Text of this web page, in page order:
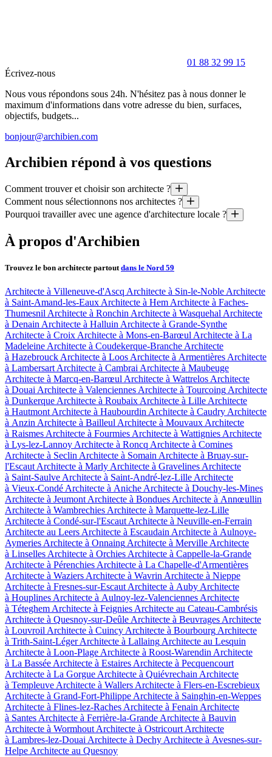
01 88 32 99 15
Écrivez-nous
Nous vous répondons sous 24h. N'hésitez pas à nous donner le
maximum d'informations dans votre adresse du bien, surfaces,
objectifs, budgets...
bonjour@archibien.com
Archibien répond à vos questions
Comment trouver et choisir son architecte ?
1. Définissons votre projet (espaces, style, budget, délais, etc)
2. Rencontrez 3 architectes sélectionnés spécialement pour vous
Pouvoir comparer et choisir, c’est tout l’intérêt d’Archibien
Nos appels d'offre vous permettent d'obtenir des esquisses conçues,
Comment nous sélectionnons nos architectes ?
Nous avons plusieurs critères pour choisir les architectes : ils
Pourquoi travailler avec une agence d'architecture locale ?
Parce qu’elle connaît les techniques de construction locales et
Parce qu’elle connaît les règlements d’urbanisme et vous fera
À propos d'Archibien
Trouvez le bon architecte partoutdans le Nord 59
Architecte à Villeneuve-d'Ascq Architecte à Sin-le-NobleArchitecte
à Saint-Amand-les-EauxArchitecte à HemArchitecte à Faches-
ThumesnilArchitecte à RonchinArchitecte à WasquehalArchitecte
à DenainArchitecte à HalluinArchitecte à Grande-Synthe
Architecte à CroixArchitecte à Mons-en-BarœulArchitecte à La
MadeleineArchitecte à Coudekerque-BrancheArchitecte
à HazebrouckArchitecte à LoosArchitecte à ArmentièresArchitecte
à LambersartArchitecte à CambraiArchitecte à Maubeuge
Architecte à Marcq-en-BarœulArchitecte à WattrelosArchitecte
à DouaiArchitecte à ValenciennesArchitecte à TourcoingArchitecte
à DunkerqueArchitecte à RoubaixArchitecte à LilleArchitecte
à HautmontArchitecte à HaubourdinArchitecte à CaudryArchitecte
à AnzinArchitecte à BailleulArchitecte à MouvauxArchitecte
à RaismesArchitecte à FourmiesArchitecte à WattigniesArchitecte
à Lys-lez-LannoyArchitecte à Roncq Architecte à Comines
Architecte à SeclinArchitecte à SomainArchitecte à Bruay-sur-
l'EscautArchitecte à MarlyArchitecte à GravelinesArchitecte
à Saint-SaulveArchitecte à Saint-André-lez-LilleArchitecte
à Vieux-CondéArchitecte à AnicheArchitecte à Douchy-les-Mines
Architecte à JeumontArchitecte à BonduesArchitecte à Annœullin
Architecte à WambrechiesArchitecte à Marquette-lez-Lille
Architecte à Condé-sur-l'EscautArchitecte à Neuville-en-Ferrain
Architecte au LeersArchitecte à EscaudainArchitecte à Aulnoye-
AymeriesArchitecte à OnnaingArchitecte à MervilleArchitecte
à LinsellesArchitecte à OrchiesArchitecte à Cappelle-la-Grande
Architecte à PérenchiesArchitecte à La Chapelle-d'Armentières
Architecte à WaziersArchitecte à WavrinArchitecte à Nieppe
Architecte à Fresnes-sur-EscautArchitecte à AubyArchitecte
à HouplinesArchitecte à Aulnoy-lez-ValenciennesArchitecte
à TéteghemArchitecte à FeigniesArchitecte au Cateau-Cambrésis
Architecte à Quesnoy-sur-DeûleArchitecte à BeuvragesArchitecte
à LouvroilArchitecte à CuincyArchitecte à BourbourgArchitecte
à Trith-Saint-LégerArchitecte à LallaingArchitecte au Lesquin
Architecte à Loon-PlageArchitecte à Roost-WarendinArchitecte
à La BasséeArchitecte à EstairesArchitecte à Pecquencourt
Architecte à La GorgueArchitecte à QuiévrechainArchitecte
à TempleuveArchitecte à WallersArchitecte à Flers-en-Escrebieux
Architecte à Grand-Fort-PhilippeArchitecte à Sainghin-en-Weppes
Architecte à Flines-lez-RachesArchitecte à FenainArchitecte
à SantesArchitecte à Ferrière-la-GrandeArchitecte à Bauvin
Architecte à WormhoutArchitecte à OstricourtArchitecte
à Lambres-lez-DouaiArchitecte à DechyArchitecte à Avesnes-sur-
HelpeArchitecte au Quesnoy